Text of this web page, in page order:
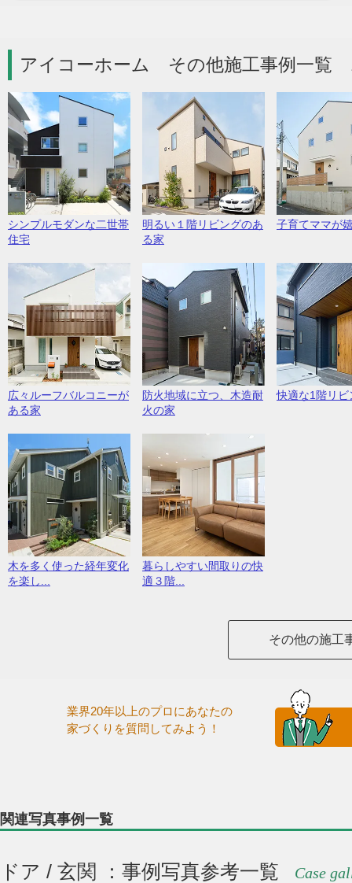
アイコーホーム その他施工事例一覧
シンプルモダンな二世帯
住宅
明るい１階リビングのあ
る家
子育てママが
広々ルーフバルコニーが
ある家
防火地域に立つ、木造耐
火の家
快適な1階リビ
木を多く使った経年変化
を楽し...
暮らしやすい間取りの快
適３階...
その他の施工
業界20年以上のプロにあなたの
家づくりを質問してみよう！
関連写真事例一覧
ドア / 玄関 ：事例写真参考一覧 Case